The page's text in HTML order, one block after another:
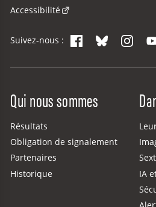
Accessibilité
Suivez-nous : FacebookBluesky
Site Menu
Qui nous sommes
Résultats
Obligation de signalement
Partenaires
Historique
IA